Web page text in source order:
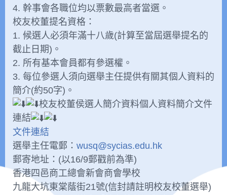
4. 幹事會各職位均以票數最高者當選。
校友校董提名資格：
1. 候選人必須年滿十八歲(計算至當屆選舉提名的
截止日期)。
2. 所有基本會員都有參選權。
3. 每位參選人須向選舉主任提供有關其個人資料的
簡介(約50字)。
校友校董侯選人簡介資料個人資料簡介文件
連結
文件連結
選舉主任電郵： wusq@sycias.edu.hk
郵寄地址：(以16/9郵戳前為準)
香港四邑商工總會新會商會學校
九龍大坑東棠蔭街21號(信封請註明校友校董選舉)